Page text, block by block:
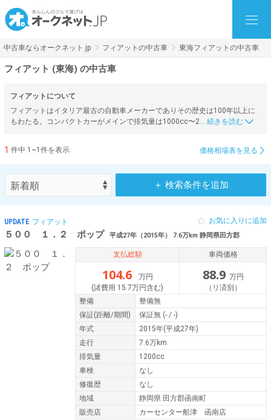
中古車ならオークネット.jp フィアットの中古車 東海フィアットの中古車
フィアット (東海) の中古車
フィアットについて
フィアットはイタリア最古の自動車メーカーでありその歴史は100年以上に
もわたる。コンパクトカーがメインで排気量は1000cc〜2…
1 件中 1~1件を表示 価格相場表を見る
＋ 検索条件を追加
UPDATE フィアット
５００ １．２ ポップ 平成27年（2015年） 7.6万km 静岡県田方郡
お気に入りに追加
支払総額
104.6
万円
(諸費用 15.7万円含む)
車両価格
88.9 万円
（リ済別）
整備
整備無
保証(距離/期間) 保証無 (- / -)
年式
2015年(平成27年)
走行
7.6万km
排気量
1200cc
車検
なし
修復歴
なし
地域
静岡県 田方郡函南町
販売店
カーセンター船津 函南店